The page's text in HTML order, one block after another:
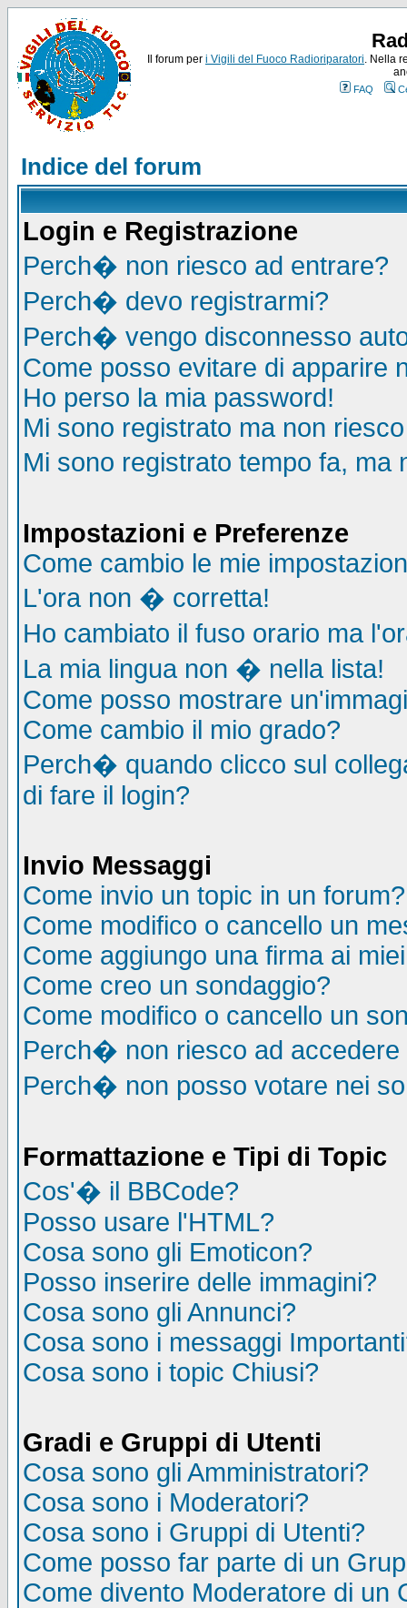
Il forum per i Vigili del Fuoco Radioriparatori. Nella
FAQ
Indice del forum
Login e Registrazione
Perch� non riesco ad entrare?
Perch� devo registrarmi?
Perch� vengo disconnesso
Come posso evitare di apparire
Ho perso la mia password!
Mi sono registrato ma non
Mi sono registrato tempo fa,
Impostazioni e Preferenze
Come cambio le mie
L'ora non � corretta!
Ho cambiato il fuso orario ma
La mia lingua non � nella lista!
Come posso mostrare
Come cambio il mio grado?
Perch� quando clicco sul
di fare il login?
Invio Messaggi
Come invio un topic in un forum?
Come modifico o cancello un
Come aggiungo una firma ai
Come creo un sondaggio?
Come modifico o cancello un
Perch� non riesco ad accedere
Perch� non posso votare nei
Formattazione e Tipi di Topic
Cos'� il BBCode?
Posso usare l'HTML?
Cosa sono gli Emoticon?
Posso inserire delle immagini?
Cosa sono gli Annunci?
Cosa sono i messaggi
Cosa sono i topic Chiusi?
Gradi e Gruppi di Utenti
Cosa sono gli Amministratori?
Cosa sono i Moderatori?
Cosa sono i Gruppi di Utenti?
Come posso far parte di un
Come divento Moderatore di un